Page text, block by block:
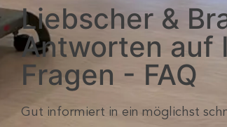
Liebscher &
Antworten auf
Fragen - FAQ
Gut informiert in ein möglichst